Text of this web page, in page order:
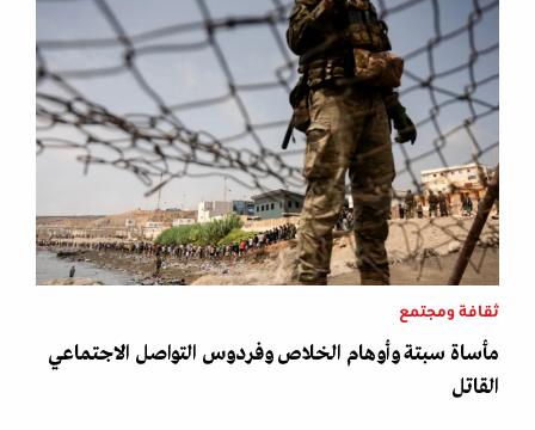
ثقافة ومجتمع
مأساة سبتة وأوهام الخلاص وفردوس التواصل الاجتماعي
القاتل